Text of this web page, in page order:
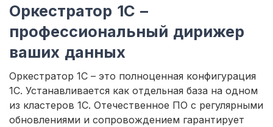
Оркестратор 1С –
профессиональный дирижер
ваших данных
Оркестратор 1С – это полноценная конфигурация
1С. Устанавливается как отдельная база на одном
из кластеров 1С. Отечественное ПО с регулярными
обновлениями и сопровождением гарантирует